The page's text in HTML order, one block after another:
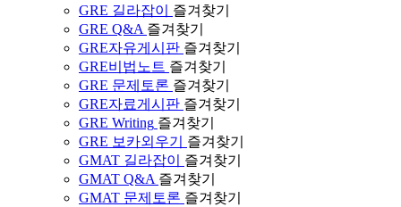
GRE 길라잡이
즐겨찾기
GRE Q&A 즐겨찾기
GRE자유게시판 즐겨찾기
GRE비법노트 즐겨찾기
GRE 문제토론 즐겨찾기
GRE자료게시판 즐겨찾기
GRE Writing 즐겨찾기
GRE 보카외우기
즐겨찾기
GMAT 길라잡이
즐겨찾기
GMAT Q&A 즐겨찾기
GMAT 문제토론 즐겨찾기